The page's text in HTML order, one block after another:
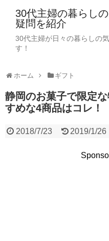
30代主婦の暮らし
疑問を紹介
30代主婦が日々の暮らしの
す！
ホーム ギフト
静岡のお菓子で限定
すめな4商品はコレ！
2018/7/23 2019/1/26